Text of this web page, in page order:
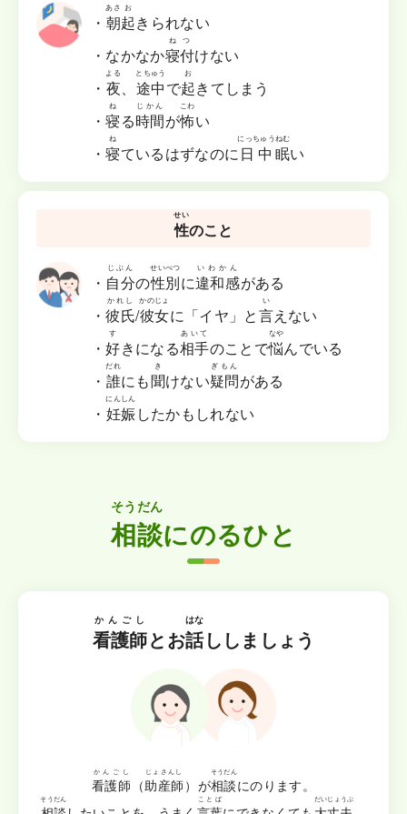
・ 朝
あさ
起
お
きられない
・なかなか寝付
ねつ
けない
・ 夜
よる
、 途中
とちゅう
で起
お
きてしまう
・寝
ね
る時間
じかん
が怖
こわ
い
・寝
ね
ているはずなのに日中
にっちゅう
眠
ねむ
い
性
せい
のこと
・ 自分
じぶん
の性別
せいべつ
に違和感
いわかん
がある
・彼氏
かれし
/彼女
かのじょ
に「イヤ」と言
い
えない
・好
す
きになる相手
あいて
のことで悩
なや
んでいる
・ 誰
だれ
にも聞
き
けない疑問
ぎもん
がある
・ 妊娠
にんしん
したかもしれない
相談
そうだん
にのるひと
看護師
かんごし
とお話
はな
ししましょう
看護師
かんごし
（助産師
じょさんし
）が相談
そうだん
にのります。
そうだん ことば だいじょうぶ